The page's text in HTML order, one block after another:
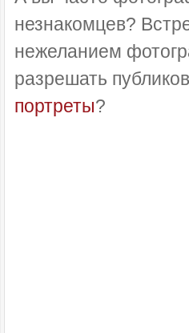
незнакомцев?
нежеланием
разрешать
портреты?